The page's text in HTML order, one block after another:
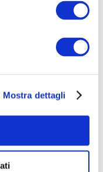
Mostra dettagli
adibirle a orto
al centro
con
sul retro
impedire l'accesso